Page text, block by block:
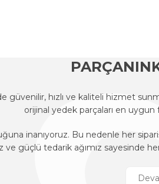
güvenilir, hızlı ve kaliteli hizmet
orijinal yedek parçaları en
inanıyoruz. Bu nedenle her
güçlü tedarik ağımız sayesinde
güvenilir, hızlı ve kaliteli hizmet